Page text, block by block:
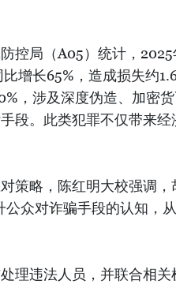
控局（A05）统计，
增长65%，造成损失约
，涉及深度伪造、加密
段。此类犯罪不仅带来
策略，陈红明大校强调，
公众对诈骗手段的认知，
理违法人员，并联合相